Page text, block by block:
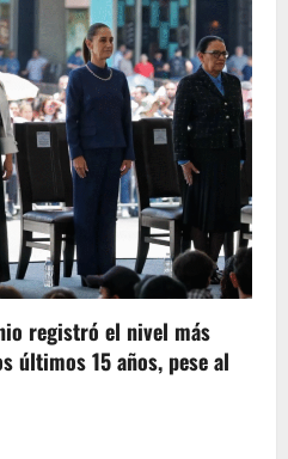
registró el nivel más
últimos 15 años, pese al